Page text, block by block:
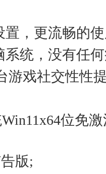
置，更流畅的
系统，没有任
游戏社交性性
位免
版;